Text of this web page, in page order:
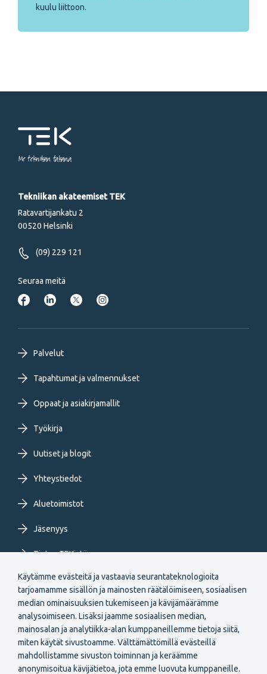
Käytämme evästeitä ja vastaavia seurantateknologioita
tarjoamamme sisällön ja mainosten räätälöimiseen, sosiaalisen
median ominaisuuksien tukemiseen ja kävijämäärämme
analysoimiseen. Lisäksi jaamme sosiaalisen median,
mainosalan ja analytiikka-alan kumppaneillemme tietoja siitä,
miten käytät sivustoamme. Välttämättömillä evästeillä
mahdollistamme sivuston toiminnan ja keräämme
anonymisoitua kävijätietoa, jota emme luovuta kumppaneille.
kuulu liittoon.
Me tekniikan takana
Tekniikan akateemiset TEK
Ratavartijankatu 2
00520 Helsinki
(09) 229 121
Seuraa meitä
Footer
primary
menu
FI
Palvelut
Tapahtumat ja valmennukset
Oppaat ja asiakirjamallit
Työkirja
Uutiset ja blogit
Yhteystiedot
Aluetoimistot
Jäsenyys
Tietoa TEKistä
Extranet